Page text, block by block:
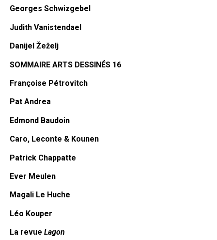
Georges Schwizgebel
Judith Vanistendael
Danijel Žeželj
SOMMAIRE ARTS DESSINÉS 16
Françoise Pétrovitch
Pat Andrea
Edmond Baudoin
Caro, Leconte & Kounen
Patrick Chappatte
Ever Meulen
Magali Le Huche
Léo Kouper
La revue Lagon